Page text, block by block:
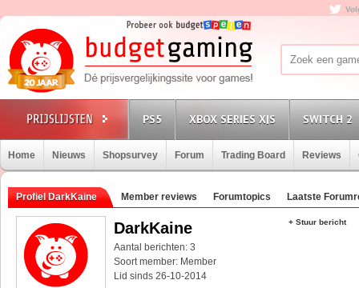
PS5 XBOX SERIES X|S SWITCH 2
Home Nieuws Shopsurvey Forum Trading Board Reviews
Profiel DarkKaine Member reviews Forumtopics Laatste
DarkKaine
Aantal berichten: 3
Soort member: Member
Lid sinds 26-10-2014
+ Stuur bericht